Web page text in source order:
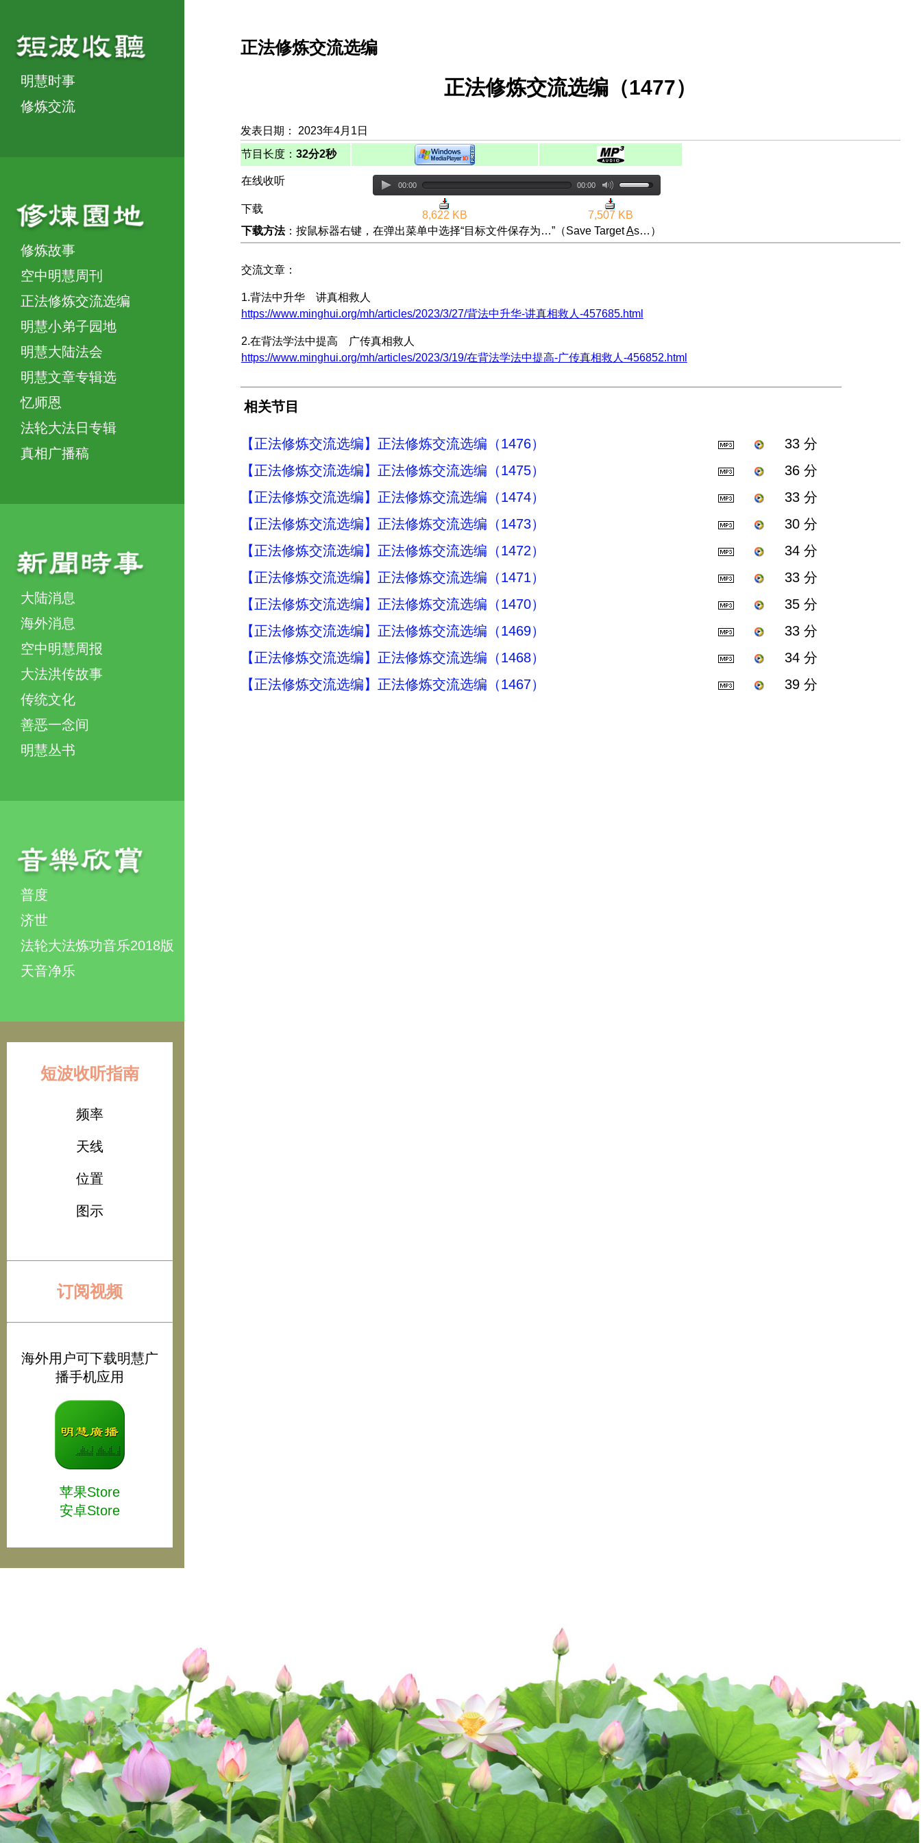
明慧时事
修炼交流
修炼故事
空中明慧周刊
正法修炼交流选编
明慧小弟子园地
明慧大陆法会
明慧文章专辑选
忆师恩
法轮大法日专辑
真相广播稿
大陆消息
海外消息
空中明慧周报
大法洪传故事
传统文化
善恶一念间
明慧丛书
普度
济世
法轮大法炼功音乐2018版
天音净乐
短波收听指南
频率
天线
位置
图示
订阅视频
海外用户可下载明慧广
播手机应用
苹果Store
安卓Store
正法修炼交流选编
正法修炼交流选编（1477）
发表日期： 2023年4月1日
节目长度： 32分2秒
在线收听 00:00 00:00
下载
8,622 KB
7,507 KB
下载方法：按鼠标器右键，在弹出菜单中选择“目标文件保存为…”（Save TargetAs…）
交流文章：
1.背法中升华 讲真相救人
https://www.minghui.org/mh/articles/2023/3/27/背法中升华-讲真相救人-457685.html
2.在背法学法中提高 广传真相救人
https://www.minghui.org/mh/articles/2023/3/19/在背法学法中提高-广传真相救人-456852.html
相关节目
【正法修炼交流选编】正法修炼交流选编（1476）
33 分
【正法修炼交流选编】正法修炼交流选编（1475）
36 分
【正法修炼交流选编】正法修炼交流选编（1474）
33 分
【正法修炼交流选编】正法修炼交流选编（1473）
30 分
【正法修炼交流选编】正法修炼交流选编（1472）
34 分
【正法修炼交流选编】正法修炼交流选编（1471）
33 分
【正法修炼交流选编】正法修炼交流选编（1470）
35 分
【正法修炼交流选编】正法修炼交流选编（1469）
33 分
【正法修炼交流选编】正法修炼交流选编（1468）
34 分
【正法修炼交流选编】正法修炼交流选编（1467）
39 分